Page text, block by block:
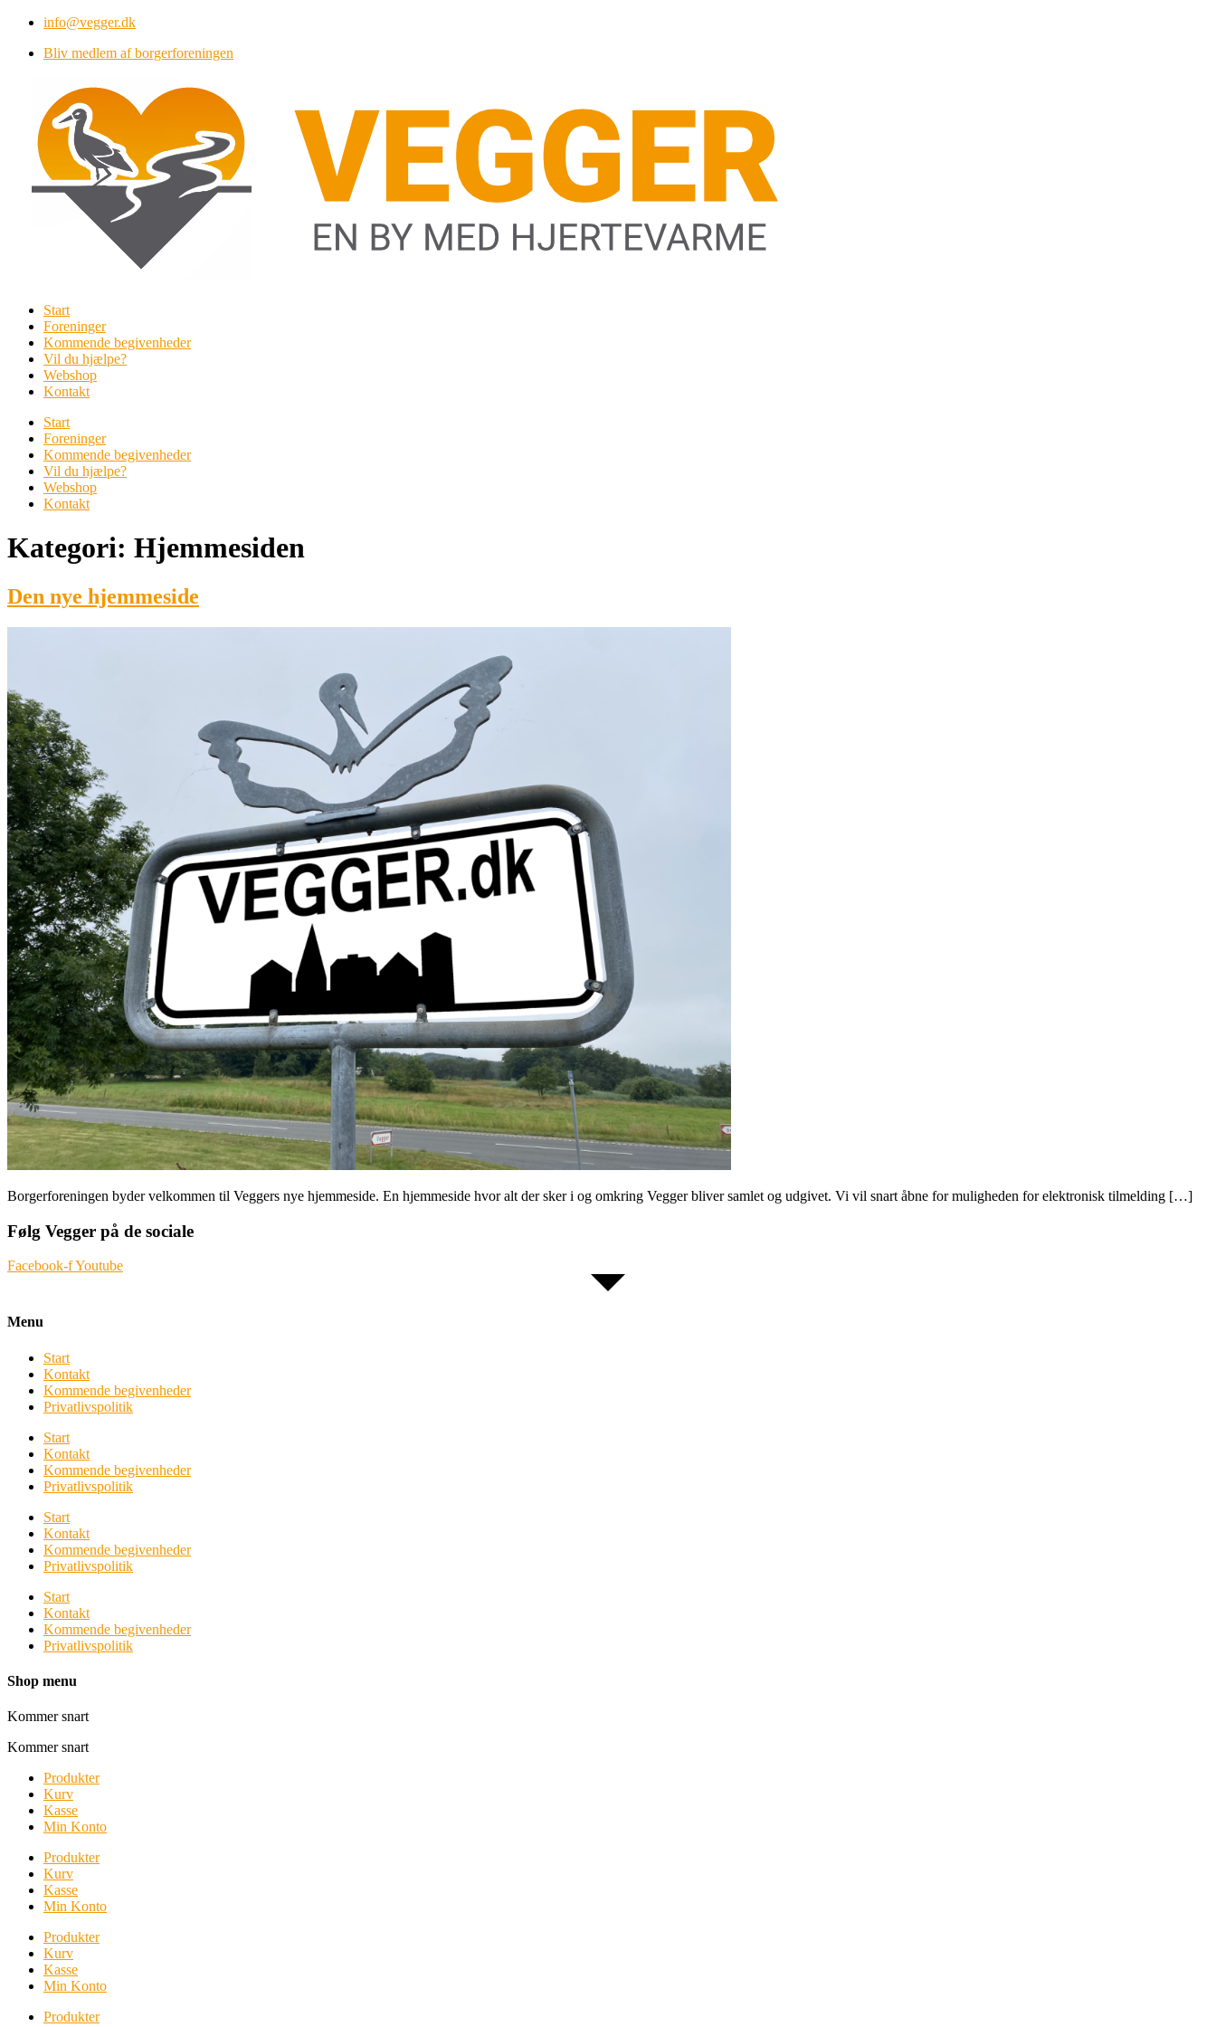
Videre
indhold
info@vegger.dk
Bliv medlem af borgerforeningen
Start
Foreninger
Kommende begivenheder
Vil du hjælpe?
Webshop
Kontakt
Start
Foreninger
Kommende begivenheder
Vil du hjælpe?
Webshop
Kontakt
Kategori: Hjemmesiden
Den nye hjemmeside
Borgerforeningen byder velkommen til Veggers nye hjemmeside. En hjemmeside hvor alt der sker i og omkring Vegger bliver samlet og udgivet. Vi vil snart åbne for muligheden for elektronisk tilmelding […]
Følg Vegger på de sociale
Facebook-fYoutube
Menu
Start
Kontakt
Kommende begivenheder
Privatlivspolitik
Start
Kontakt
Kommende begivenheder
Privatlivspolitik
Start
Kontakt
Kommende begivenheder
Privatlivspolitik
Start
Kontakt
Kommende begivenheder
Privatlivspolitik
Shop menu
Kommer snart
Kommer snart
Produkter
Kurv
Kasse
Min Konto
Produkter
Kurv
Kasse
Min Konto
Produkter
Kurv
Kasse
Min Konto
Produkter